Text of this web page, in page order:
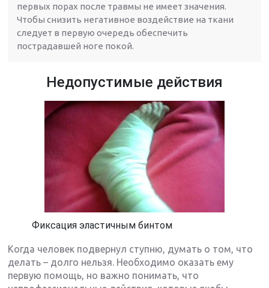
первых порах после травмы не имеет значения.
Чтобы снизить негативное воздействие на ткани
следует в первую очередь обеспечить
пострадавшей ноге покой.
Недопустимые действия
Фиксация эластичным бинтом
Когда человек подвернул ступню, думать о том, что
делать – долго нельзя. Необходимо оказать ему
первую помощь, но важно понимать, что